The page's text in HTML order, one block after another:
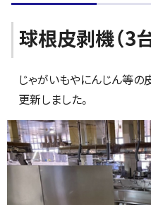
球根皮剥機（3
じゃがいもやにんじん等
更新しました。